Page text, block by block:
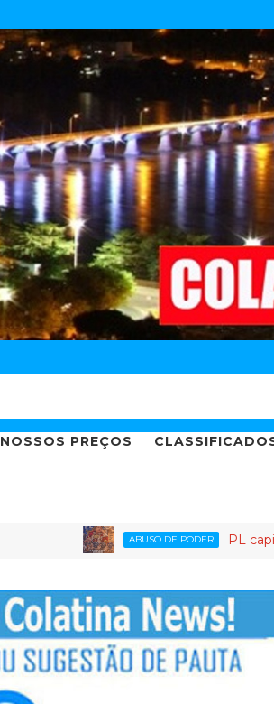
NOSSOS PREÇOS
ABUSO DE PODER PL capixaba: o partido